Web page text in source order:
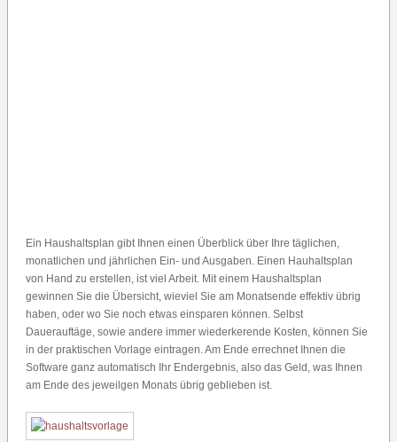
Ein Haushaltsplan gibt Ihnen einen Überblick über Ihre täglichen,
monatlichen und jährlichen Ein- und Ausgaben. Einen Hauhaltsplan
von Hand zu erstellen, ist viel Arbeit. Mit einem Haushaltsplan
gewinnen Sie die Übersicht, wieviel Sie am Monatsende effektiv übrig
haben, oder wo Sie noch etwas einsparen können. Selbst
Dauerauftäge, sowie andere immer wiederkerende Kosten, können Sie
in der praktischen Vorlage eintragen. Am Ende errechnet Ihnen die
Software ganz automatisch Ihr Endergebnis, also das Geld, was Ihnen
am Ende des jeweilgen Monats übrig geblieben ist.